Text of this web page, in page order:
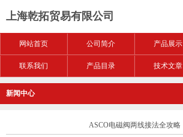
上海乾拓贸易有限公司
网站首页 公司简介 产品展示
联系我们 产品目录 技术文章
新闻中心
ASCO电磁阀两线接法全攻略